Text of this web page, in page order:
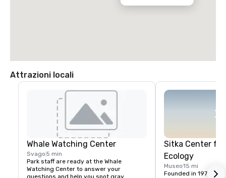
Attrazioni locali
Whale Watching Center
Svago 5 min
Park staff are ready at the Whale
Watching Center to answer your
Sitka Center
Ecology
Museo15 mi
Founded in 1970,